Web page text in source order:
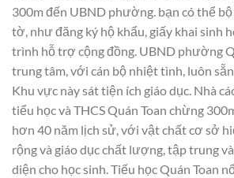
300m đến UBND phường. bạn có thể
tờ, như đăng ký hộ khẩu, giấy khai sinh
trình hỗ trợ cộng đồng. UBND phường
trung tâm, với cán bộ nhiệt tình, luôn
Khu vực này sát tiện ích giáo dục. Nhà
tiểu học và THCS Quán Toan chừng
hơn 40 năm lịch sử, với vật chất cơ sở
rộng và giáo dục chất lượng, tập trung
diện cho học sinh. Tiếu học Quán Toan